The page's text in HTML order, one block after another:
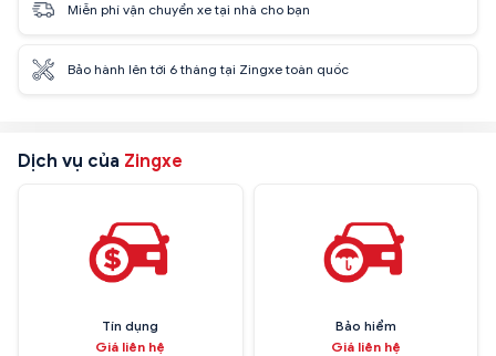
Miễn phí vận chuyển xe tại nhà cho bạn
Bảo hành lên tới 6 tháng tại Zingxe toàn quốc
Dịch vụ của Zingxe
Tín dụng
Giá liên hệ
Bảo hiểm
Giá liên hệ